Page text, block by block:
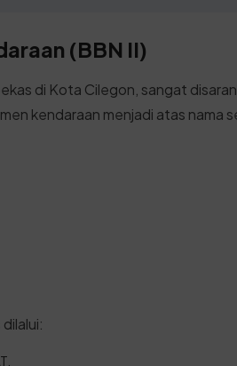
(BBN II)
di Kota Cilegon, sangat
kendaraan menjadi atas nama